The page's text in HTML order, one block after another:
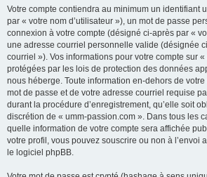
Votre compte contiendra au minimum un identifiant
par « votre nom d’utilisateur »), un mot de passe
connexion à votre compte (désigné ci-après par «
une adresse courriel personnelle valide (désignée
courriel »). Vos informations pour votre compte sur
protégées par les lois de protection des données
nous héberge. Toute information en-dehors de votre
mot de passe et de votre adresse courriel requise
durant la procédure d’enregistrement, qu’elle soit
discrétion de « umm-passion.com ». Dans tous les
quelle information de votre compte sera affichée
votre profil, vous pouvez souscrire ou non à l’envoi
le logiciel phpBB.